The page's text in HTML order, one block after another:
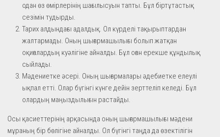
одан өз өмірлерінің шағылысуын тапты. Бұл біртұтастық
сезімін тудырды.
Тарих алдындағы адалдық. Ол күрделі тақырыптардан
жалтармады. Оның шығармашылығы болып жатқан
оқиғалардың куәлігіне айналды. Бұл оған ерекше құндылық
сыйлады.
Мәдениетке әсері. Оның шығармалары әдебиетке елеулі
ықпал етті. Олар бүгінгі күнге дейін зерттеліп келеді. Бұл
олардың маңыздылығын растайды.
Осы қасиеттерінің арқасында оның шығармашылығы мәдени
мұраның бір бөлігіне айналды. Ол бүгінгі таңда да өзектілігін